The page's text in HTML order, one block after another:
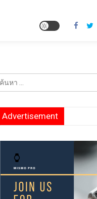
Advertisement